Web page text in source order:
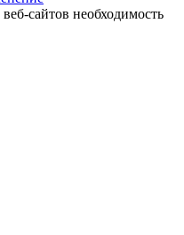
сайтов необходимость